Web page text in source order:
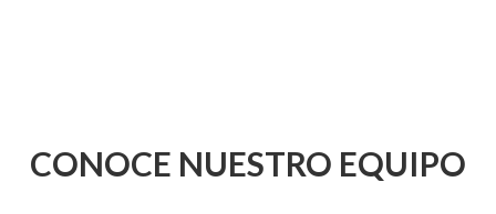
CONOCE NUESTRO EQUIPO